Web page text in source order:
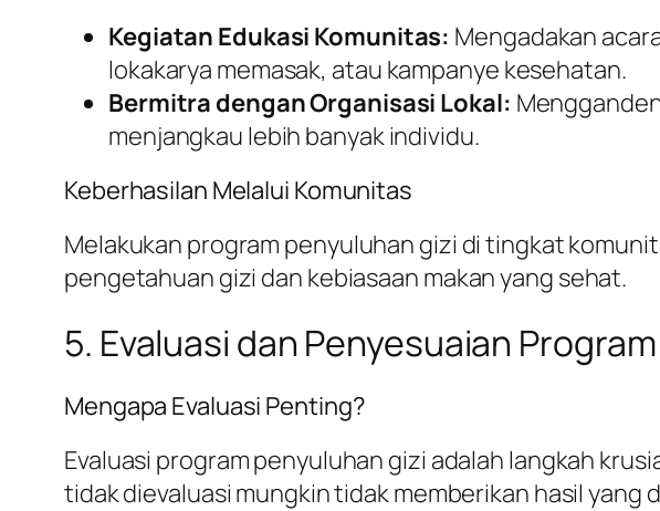
Kegiatan Edukasi Komunitas: Mengadakan
lokakarya memasak, atau kampanye kesehatan.
Bermitra dengan Organisasi Lokal:
menjangkau lebih banyak individu.
Keberhasilan Melalui Komunitas
Melakukan program penyuluhan gizi di tingkat
pengetahuan gizi dan kebiasaan makan yang sehat.
5. Evaluasi dan Penyesuaian Program
Mengapa Evaluasi Penting?
Evaluasi program penyuluhan gizi adalah langkah
tidak dievaluasi mungkin tidak memberikan hasil yang